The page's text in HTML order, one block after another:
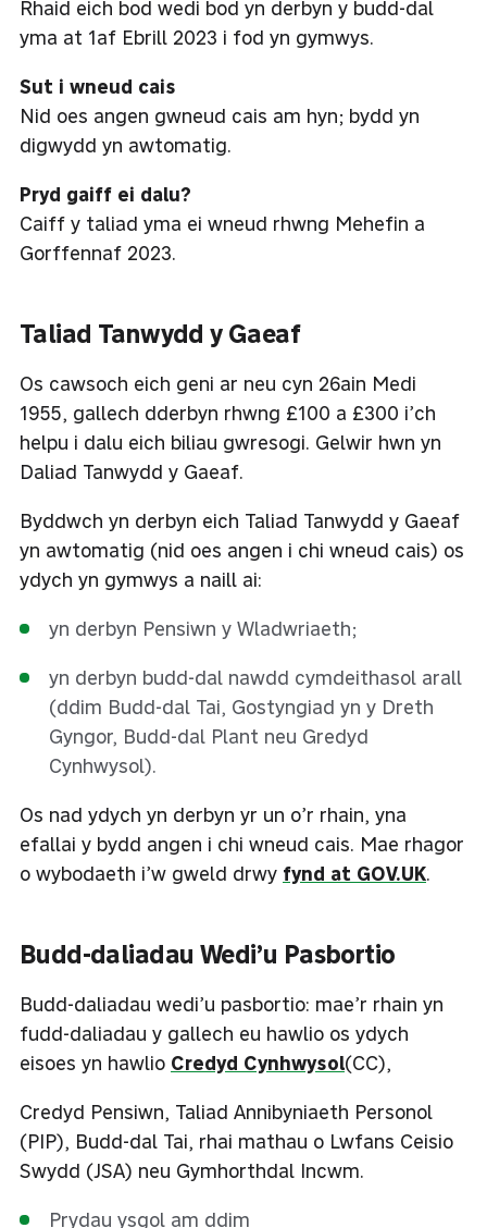
Rhaid eich bod wedi bod yn derbyn y budd-dal
yma at 1af Ebrill 2023 i fod yn gymwys.
Sut i wneud cais
Nid oes angen gwneud cais am hyn; bydd yn
digwydd yn awtomatig.
Pryd gaiff ei dalu?
Caiff y taliad yma ei wneud rhwng Mehefin a
Gorffennaf 2023.
Taliad Tanwydd y Gaeaf
Os cawsoch eich geni ar neu cyn 26ain Medi
1955, gallech dderbyn rhwng £100 a £300 i’ch
helpu i dalu eich biliau gwresogi. Gelwir hwn yn
Daliad Tanwydd y Gaeaf.
Byddwch yn derbyn eich Taliad Tanwydd y Gaeaf
yn awtomatig (nid oes angen i chi wneud cais) os
ydych yn gymwys a naill ai:
yn derbyn Pensiwn y Wladwriaeth;
yn derbyn budd-dal nawdd cymdeithasol arall
(ddim Budd-dal Tai, Gostyngiad yn y Dreth
Gyngor, Budd-dal Plant neu Gredyd
Cynhwysol).
Os nad ydych yn derbyn yr un o’r rhain, yna
efallai y bydd angen i chi wneud cais. Mae rhagor
o wybodaeth i’w gweld drwy fynd at GOV.UK.
Budd-daliadau Wedi’u Pasbortio
Budd-daliadau wedi’u pasbortio: mae’r rhain yn
fudd-daliadau y gallech eu hawlio os ydych
eisoes yn hawlio Credyd Cynhwysol(CC),
Credyd Pensiwn, Taliad Annibyniaeth Personol
(PIP), Budd-dal Tai, rhai mathau o Lwfans Ceisio
Swydd (JSA) neu Gymhorthdal Incwm.
Prydau ysgol am ddim